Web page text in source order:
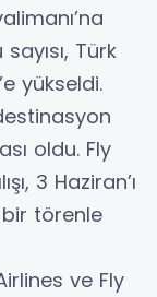
Türk
yükseldi.
oldu. Fly
3 Haziran’ı
törenle
ve Fly